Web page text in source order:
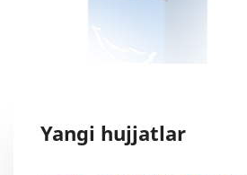
Yangi hujjatlar